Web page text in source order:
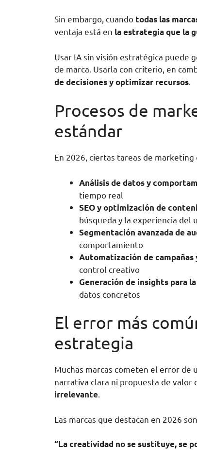
Sin embargo, cuando todas las
ventaja está en la estrategia que la
Usar IA sin visión estratégica puede
de marca. Usarla con criterio, en
de decisiones y optimizar recursos
Procesos de
estándar
En 2026, ciertas tareas de marketing
Análisis de datos y
tiempo real
SEO y optimización de
búsqueda y la experiencia del
Segmentación avanzada de
comportamiento
Automatización de
control creativo
Generación de insights para
datos concretos
El error más
estrategia
Muchas marcas cometen el error de
narrativa clara ni propuesta de valor
irrelevante
Las marcas que destacan en 2026
“La creatividad no se sustituye, se